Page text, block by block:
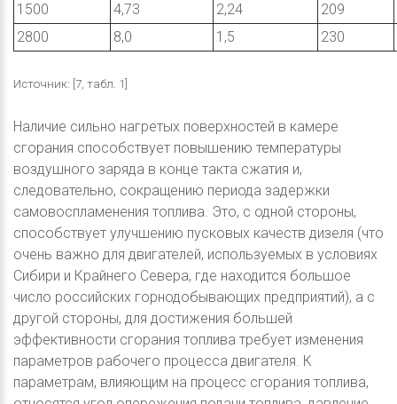
1500
4,73 2,24
209
2800
8,0 1,5 230
Источник: [7, табл. 1]
Наличие сильно нагретых поверхностей в камере
сгорания способствует повышению температуры
воздушного заряда в конце такта сжатия и,
следовательно, сокращению периода задержки
самовоспламенения топлива. Это, с одной стороны,
способствует улучшению пусковых качеств дизеля (что
очень важно для двигателей, используемых в условиях
Сибири и Крайнего Севера, где находится большое
число российских горнодобывающих предприятий), а с
другой стороны, для достижения большей
эффективности сгорания топлива требует изменения
параметров рабочего процесса двигателя. К
параметрам, влияющим на процесс сгорания топлива,